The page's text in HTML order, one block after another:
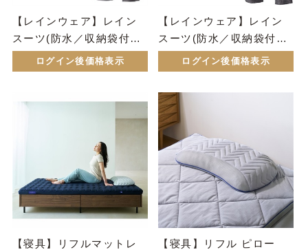
【レインウェア】レイン
スーツ(防水／収納袋付き)
(女性用)ログイン後価格表示
【レインウェア】レイン
スーツ(防水／収納袋付き)
(男性用)ログイン後価格表示
【寝具】リフルマットレ
【寝具】リフル ピロー